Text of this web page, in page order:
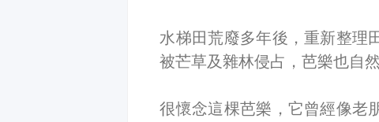
水梯田荒廢多年後，重新整理
被芒草及雜林侵占，芭樂也自然
很懷念這棵芭樂，它曾經像老